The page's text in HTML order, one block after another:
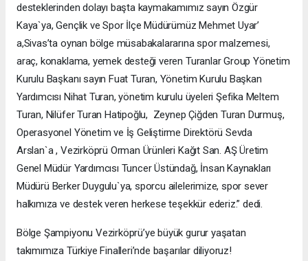
desteklerinden dolayı başta kaymakamımız sayın Özgür
Kaya`ya, Gençlik ve Spor İlçe Müdürümüz Mehmet Uyar’
a,Sivas’ta oynan bölge müsabakalararına spor malzemesi,
araç, konaklama, yemek desteği veren Turanlar Group Yönetim
Kurulu Başkanı sayın Fuat Turan, Yönetim Kurulu Başkan
Yardımcısı Nihat Turan, yönetim kurulu üyeleri Şefika Meltem
Turan, Nilüfer Turan Hatipoğlu, Zeynep Çiğden Turan Durmuş,
Operasyonel Yönetim ve İş Geliştirme Direktörü Sevda
Arslan`a , Vezirköprü Orman Ürünleri Kağıt San. AŞ Üretim
Genel Müdür Yardımcısı Tuncer Üstündağ, İnsan Kaynakları
Müdürü Berker Duygulu`ya, sporcu ailelerimize, spor sever
halkımıza ve destek veren herkese teşekkür ederiz.” dedi.
Bölge Şampiyonu Vezirköprü’ye büyük gurur yaşatan
takımımıza Türkiye Finalleri’nde başarılar diliyoruz!